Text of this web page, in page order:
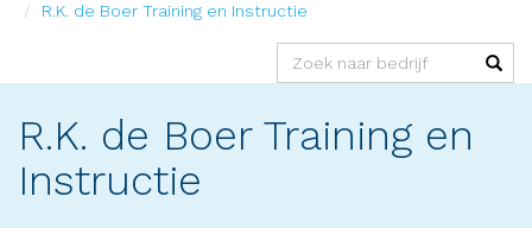
R.K. de Boer Training en Instructie
R.K. de Boer Training en
Instructie